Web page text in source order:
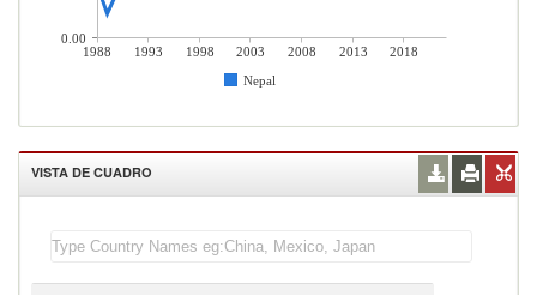
1988 1993 1998 2003 2008 2013
2018
Nepal
0.00
VISTA DE CUADRO